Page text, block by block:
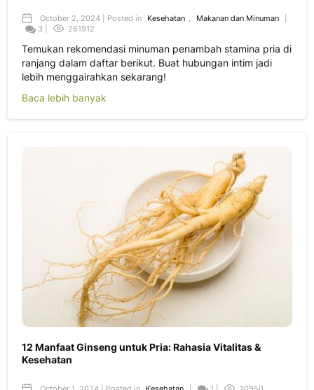
October 2, 2024 | Posted in Kesehatan Makanan dan Minuman
3 |
261912
Temukan rekomendasi minuman penambah stamina pria di
ranjang dalam daftar berikut. Buat hubungan intim jadi
lebih menggairahkan sekarang!
Baca lebih banyak
12 Manfaat Ginseng untuk Pria: Rahasia Vitalitas &
Kesehatan